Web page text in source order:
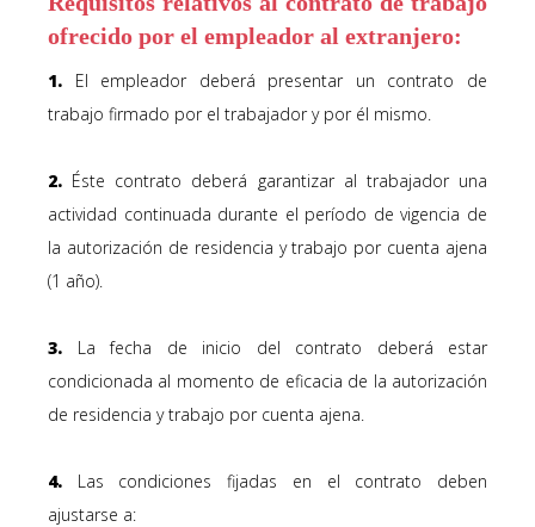
ofrecido por el empleador al extranjero:
1. El empleador deberá presentar un contrato de
trabajo firmado por el trabajador y por él mismo.
2. Éste contrato deberá garantizaral trabajador una
actividad continuada durante el período de vigencia de
la autorización de residencia y trabajo por cuenta ajena
(1 año).
3. La fecha de inicio del contrato deberá estar
condicionada al momento de eficacia de la autorización
de residencia y trabajo por cuenta ajena.
4. Las condiciones fijadas en el contrato deben
ajustarse a: